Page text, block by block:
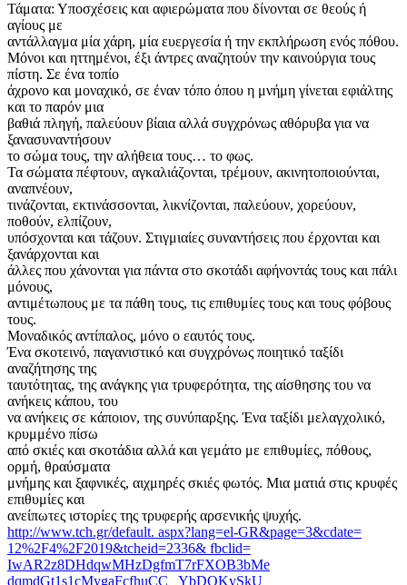
Τάματα: Υποσχέσεις και αφιερώματα που δίνονται σε θεούς ή
αγίους με
αντάλλαγμα μία χάρη, μία ευεργεσία ή την εκπλήρωση ενός πόθου.
Μόνοι και ηττημένοι, έξι άντρες αναζητούν την καινούργια τους
πίστη. Σε ένα τοπίο
άχρονο και μοναχικό, σε έναν τόπο όπου η μνήμη γίνεται εφιάλτης
και το παρόν μια
βαθιά πληγή, παλεύουν βίαια αλλά συγχρόνως αθόρυβα για να
ξανασυναντήσουν
το σώμα τους, την αλήθεια τους… το φως.
Τα σώματα πέφτουν, αγκαλιάζονται, τρέμουν, ακινητοποιούνται,
αναπνέουν,
τινάζονται, εκτινάσσονται, λικνίζονται, παλεύουν, χορεύουν,
ποθούν, ελπίζουν,
υπόσχονται και τάζουν. Στιγμιαίες συναντήσεις που έρχονται και
ξανάρχονται και
άλλες που χάνονται για πάντα στο σκοτάδι αφήνοντάς τους και πάλι
μόνους,
αντιμέτωπους με τα πάθη τους, τις επιθυμίες τους και τους φόβους
τους.
Μοναδικός αντίπαλος, μόνο ο εαυτός τους.
Ένα σκοτεινό, παγανιστικό και συγχρόνως ποιητικό ταξίδι
αναζήτησης της
ταυτότητας, της ανάγκης για τρυφερότητα, της αίσθησης του να
ανήκεις κάπου, του
να ανήκεις σε κάποιον, της συνύπαρξης. Ένα ταξίδι μελαγχολικό,
κρυμμένο πίσω
από σκιές και σκοτάδια αλλά και γεμάτο με επιθυμίες, πόθους,
ορμή, θραύσματα
μνήμης και ξαφνικές, αιχμηρές σκιές φωτός. Μια ματιά στις κρυφές
επιθυμίες και
ανείπωτες ιστορίες της τρυφερής αρσενικής ψυχής.
http://www.tch.gr/default. aspx?lang=el-GR&page=3&cdate=
12%2F4%2F2019&tcheid=2336& fbclid=
IwAR2z8DHdqwMHzDgfmT7rFXOB3bMe
dqmdGt1s1cMygaFcfhuCC_ YbDOKySkU